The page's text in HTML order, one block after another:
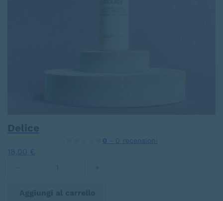
Delice
0 - 0 recensioni
18,00 €